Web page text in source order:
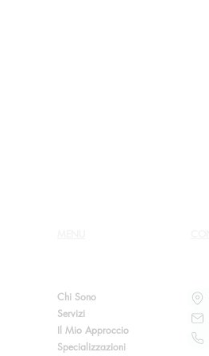
Chi Sono
Servizi
Il Mio Approccio
Specializzazioni